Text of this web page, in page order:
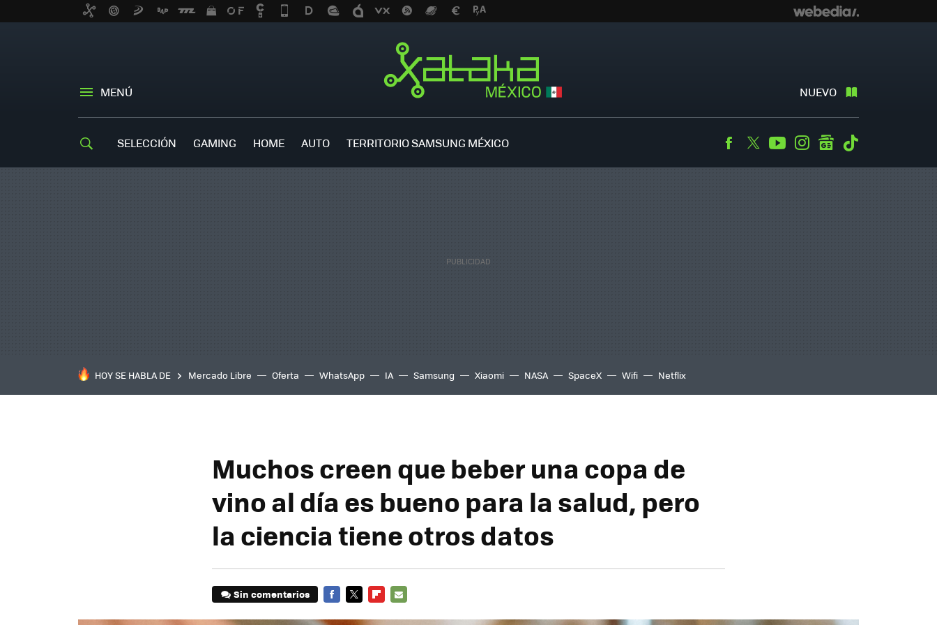
MENÚ NUEVO
SELECCIÓN GAMING HOME AUTO TERRITORIO SAMSUNG MÉXICO Facebook
TwitterYoutubeInstagramgooglenews
HOY SE HABLA DE Mercado Libre Oferta WhatsApp IA Samsung Xiaomi NASA SpaceX Wifi Netflix
Muchos creen que beber una copa de
vino al día es bueno para la salud, pero
la ciencia tiene otros datos
Sin comentarios